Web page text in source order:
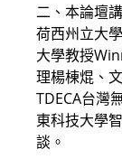
二、本論壇
荷西州立大
大學教授
理楊棟焜、
TDECA台灣
東科技大學
談。